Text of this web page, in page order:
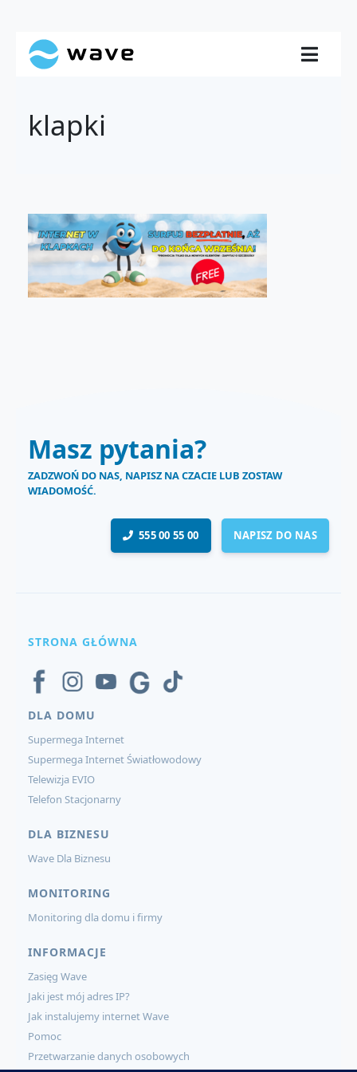
klapki
Masz pytania?
ZADZWOŃ DO NAS, NAPISZ NA CZACIE LUB ZOSTAW
WIADOMOŚĆ.
555 00 55 00 NAPISZ DO NAS
STRONA GŁÓWNA
DLA DOMU
Supermega Internet
Supermega Internet Światłowodowy
Telewizja EVIO
Telefon Stacjonarny
DLA BIZNESU
Wave Dla Biznesu
MONITORING
Monitoring dla domu i firmy
INFORMACJE
Zasięg Wave
Jaki jest mój adres IP?
Jak instalujemy internet Wave
Pomoc
Przetwarzanie danych osobowych